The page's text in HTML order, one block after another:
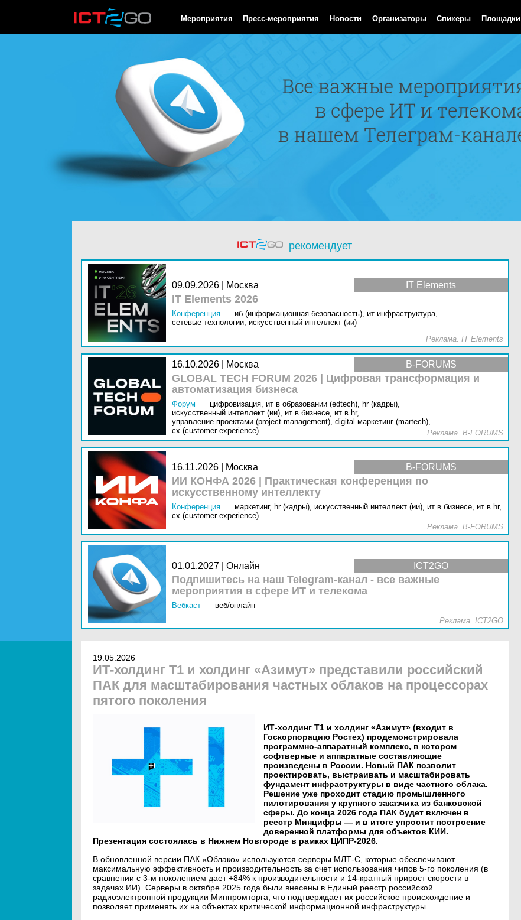
Мероприятия Пресс-мероприятия Новости Организаторы Спикеры Площадки
рекомендует
IT Elements
09.09.2026 | Москва
IT Elements 2026
Конференция иб (информационная безопасность), ит-инфраструктура,
сетевые технологии, искусственный интеллект (ии)
Реклама. IT Elements
B-FORUMS
16.10.2026 | Москва
GLOBAL TECH FORUM 2026 | Цифровая трансформация и
автоматизация бизнеса
Форум цифровизация, ит в образовании (edtech), hr (кадры),
искусственный интеллект (ии), ит в бизнесе, ит в hr,
управление проектами (project management), digital-маркетинг (martech),
cx (customer experience)
Реклама. B-FORUMS
B-FORUMS
16.11.2026 | Москва
ИИ КОНФА 2026 | Практическая конференция по
искусственному интеллекту
Конференция маркетинг, hr (кадры), искусственный интеллект (ии), ит в бизнесе, ит в hr,
cx (customer experience)
Реклама. B-FORUMS
ICT2GO
01.01.2027 | Онлайн
Подпишитесь на наш Telegram-канал - все важные
мероприятия в сфере ИТ и телекома
Вебкаст
веб/онлайн
Реклама. ICT2GO
19.05.2026
ИТ-холдинг Т1 и холдинг «Азимут» представили российский
ПАК для масштабирования частных облаков на процессорах
пятого поколения
ИТ-холдинг Т1 и холдинг «Азимут» (входит в
Госкорпорацию Ростех) продемонстрировала
программно-аппаратный комплекс, в котором
софтверные и аппаратные составляющие
произведены в России. Новый ПАК позволит
проектировать, выстраивать и масштабировать
фундамент инфраструктуры в виде частного облака.
Решение уже проходит стадию промышленного
пилотирования у крупного заказчика из банковской
сферы. До конца 2026 года ПАК будет включен в
реестр Минцифры — и в итоге упростит построение
доверенной платформы для объектов КИИ.
Презентация состоялась в Нижнем Новгороде в рамках ЦИПР-2026.
В обновленной версии ПАК «Облако» используются серверы МЛТ-С, которые обеспечивают
максимальную эффективность и производительность за счет использования чипов 5-го поколения (в
сравнении с 3-м поколением дает +84% к производительности и 14-кратный прирост скорости в
задачах ИИ). Серверы в октябре 2025 года были внесены в Единый реестр российской
радиоэлектронной продукции Минпромторга, что подтверждает их российское происхождение и
позволяет применять их на объектах критической информационной инфраструктуры.